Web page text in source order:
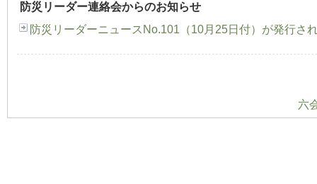
防災リーダー連絡会からのお知らせ
防災リーダーニュースNo.101（10月25日付）が発行さ
六